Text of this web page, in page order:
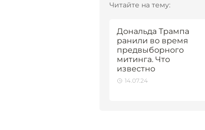
Читайте на тему:
Дональда Трампа
ранили во время
предвыборного
митинга. Что
известно
14.07.24